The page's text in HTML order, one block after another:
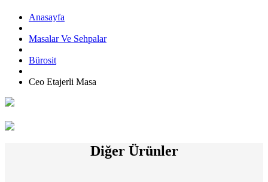
Anasayfa
Masalar Ve Sehpalar
Bürosit
Ceo Etajerli Masa
Diğer Ürünler